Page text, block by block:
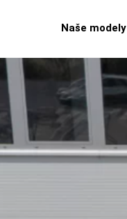
Naše modely